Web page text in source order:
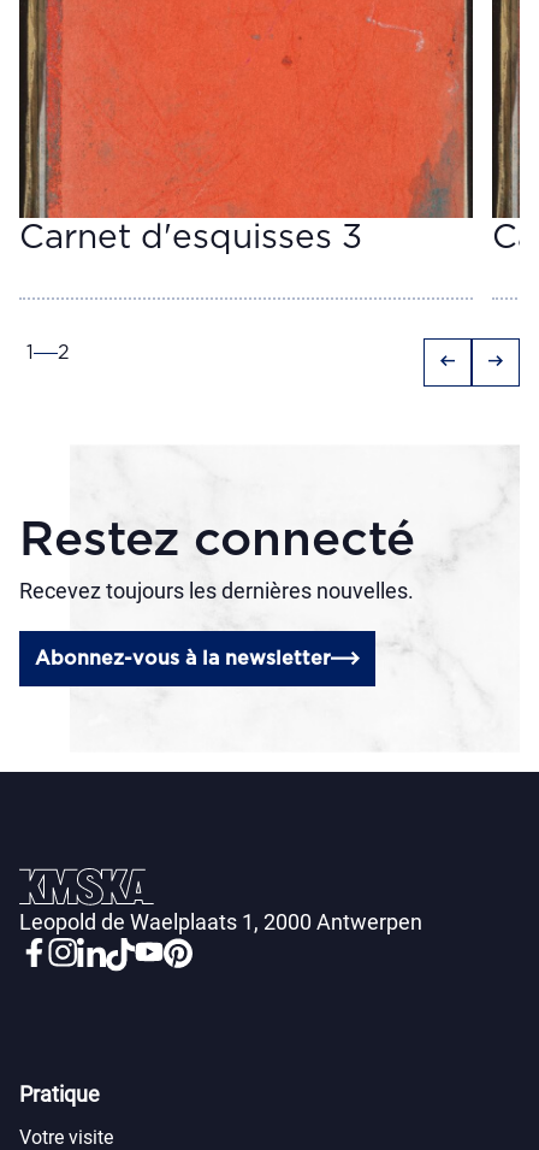
Carnet d'esquisses 3
1 2 arrow_left_alt arrow_right_alt
Restez connecté
Recevez toujours les dernières nouvelles.
Abonnez-vous à la newsletter
Leopold de Waelplaats 1, 2000 Antwerpen
Pratique
Votre visite